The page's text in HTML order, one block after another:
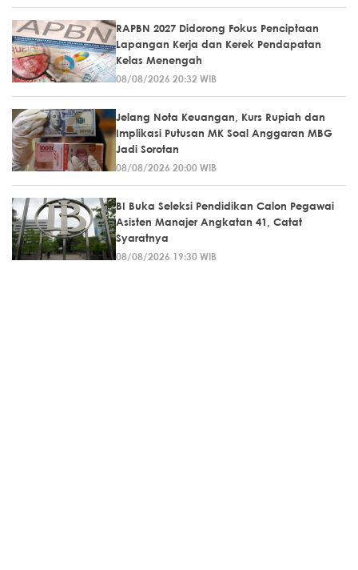
RAPBN 2027 Didorong Fokus Penciptaan
Lapangan Kerja dan Kerek Pendapatan
Kelas Menengah
08/08/2026 20:32 WIB
Jelang Nota Keuangan, Kurs Rupiah dan
Implikasi Putusan MK Soal Anggaran MBG
Jadi Sorotan
08/08/2026 20:00 WIB
BI Buka Seleksi Pendidikan Calon Pegawai
Asisten Manajer Angkatan 41, Catat
Syaratnya
08/08/2026 19:30 WIB